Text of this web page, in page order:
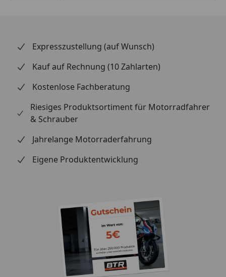
Expresszustellung (auf Wunsch)
Kauf auf Rechnung (10 Zahlarten)
Kostenlose Fachberatung
Riesiges Produktsortiment für Motorradfahrer
& Schrauber
Jahrelange Motorraderfahrung
Eigene Produktentwicklung